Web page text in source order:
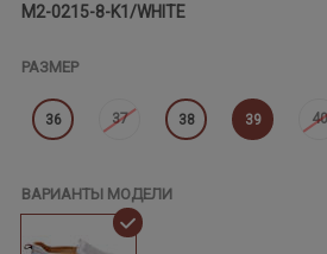
M2-0215-8-K1/WHITE
РАЗМЕР
36 37 38 39 40
ВАРИАНТЫ МОДЕЛИ